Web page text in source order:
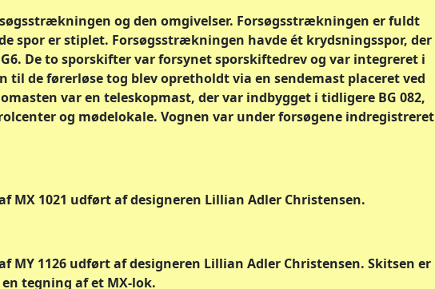
og den omgivelser. Forsøgsstrækningen er fuldt
spor er stiplet. Forsøgsstrækningen havde ét krydsningsspor, der
De to sporskifter var forsynet sporskiftedrev og var integreret i
til de førerløse tog blev opretholdt via en sendemast placeret ved
var en teleskopmast, der var indbygget i tidligere BG 082,
og mødelokale. Vognen var under forsøgene indregistreret
MX 1021 udført af designeren Lillian Adler Christensen.
MY 1126 udført af designeren Lillian Adler Christensen. Skitsen er
tegning af et MX-lok.